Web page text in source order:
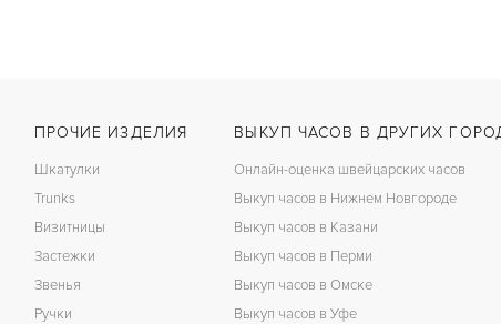
ПРОЧИЕ ИЗДЕЛИЯ
Шкатулки
Trunks
Визитницы
Застежки
Звенья
Ручки
ВЫКУП ЧАСОВ В ДРУГИХ
Онлайн-оценка швейцарских часов
Выкуп часов в Нижнем Новгороде
Выкуп часов в Казани
Выкуп часов в Перми
Выкуп часов в Омске
Выкуп часов в Уфе